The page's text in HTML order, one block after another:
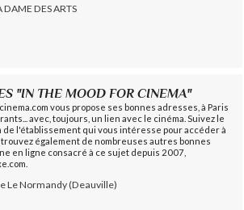
DES ARTS
"IN THE MOOD FOR CINEMA"
vous propose ses bonnes adresses, à Paris
avec, toujours, un lien avec le cinéma. Suivez le
de l'établissement qui vous intéresse pour accéder à
également de nombreuses autres bonnes
en ligne consacré à ce sujet depuis 2007,
Le Normandy (Deauville)